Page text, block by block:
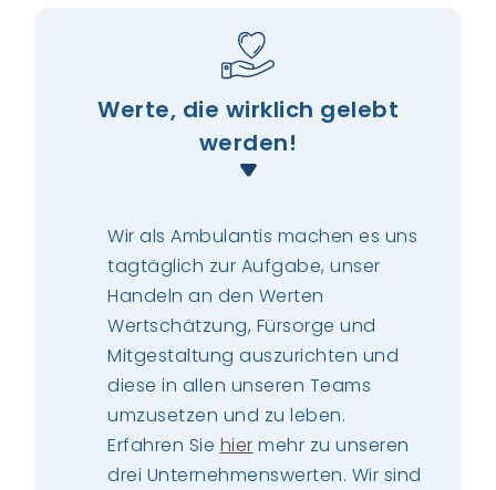
Werte, die wirklich gelebt
werden!
Wir als Ambulantis machen es uns
tagtäglich zur Aufgabe, unser
Handeln an den Werten
Wertschätzung, Fürsorge und
Mitgestaltung auszurichten und
diese in allen unseren Teams
umzusetzen und zu leben.
Erfahren Sie hier mehr zu unseren
drei Unternehmenswerten. Wir sind